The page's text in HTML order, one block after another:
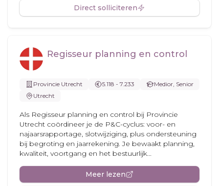
Direct solliciteren
Regisseur planning en control
Provincie Utrecht 5.118 - 7.233
Medior, Senior
Utrecht
Als Regisseur planning en control bij Provincie
Utrecht coördineer je de P&C-cyclus: voor- en
najaarsrapportage, slotwijziging, plus ondersteuning
bij begroting en jaarrekening. Je bewaakt planning,
kwaliteit, voortgang en het bestuurlijk...
Meer lezen